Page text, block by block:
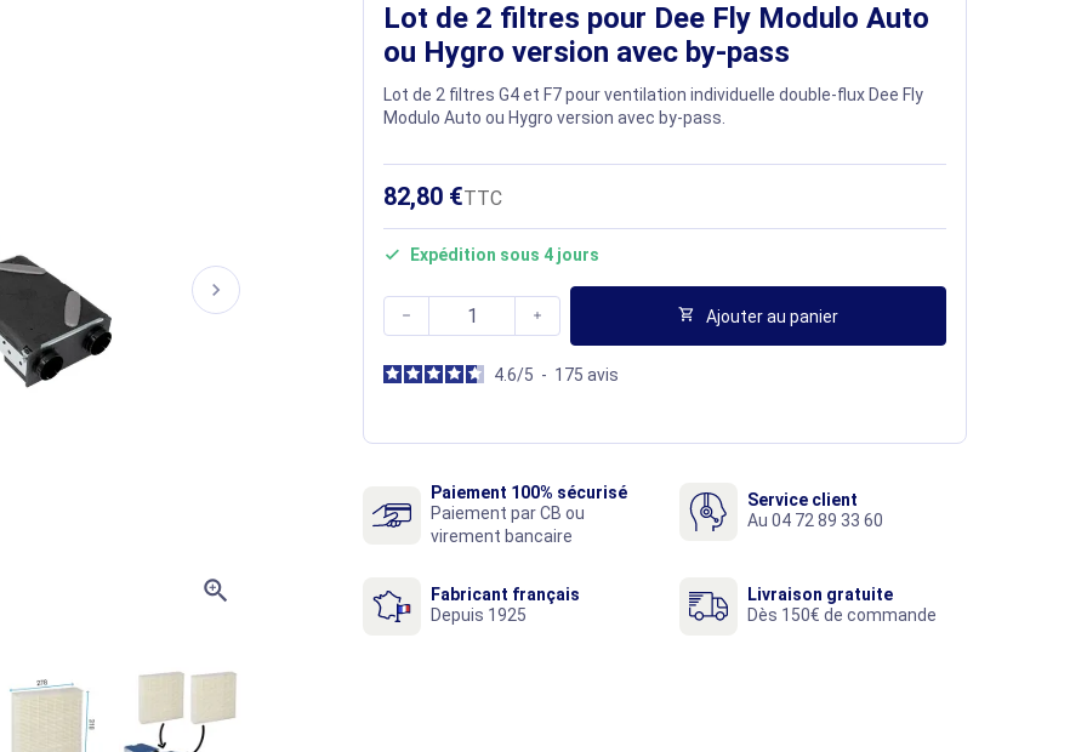
zoom_in
chevron_right
Lot de 2 filtres pour Dee Fly Modulo Auto
ou Hygro version avec by-pass
Lot de 2 filtres G4 et F7 pour ventilation individuelle double-flux Dee Fly
Modulo Auto ou Hygro version avec by-pass.
82,80 €TTC
 Expédition sous 4 jours
   Ajouter au panier
4.6/5 - 175 avis
Paiement 100% sécurisé
Paiement par CB ou
virement bancaire
Service client
Au 04 72 89 33 60
Fabricant français
Depuis 1925
Livraison gratuite
Dès 150€ de commande